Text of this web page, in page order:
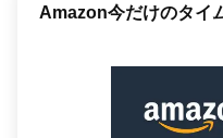
「聴く」読書で時間を